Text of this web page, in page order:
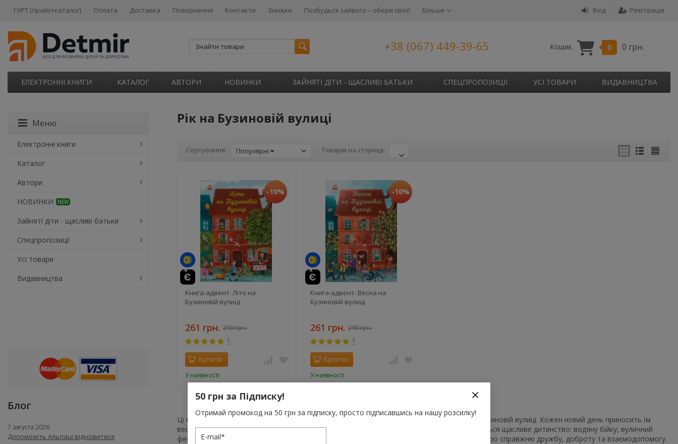
Вхід Реєстрація
ГУРТ (прайс+каталог) Оплата Доставка Повернення Контакти Знижки Позбудься зайвого – обери своє! Більше
+38 (067) 449-39-65 Кошик 0 0 грн.
ЕЛЕКТРОННІ КНИГИ КАТАЛОГ АВТОРИ НОВИНКИ ЗАЙНЯТІ ДІТИ - ЩАСЛИВІ БАТЬКИ СПЕЦПРОПОЗИЦІЇ УСІ ТОВАРИ ВИДАВНИЦТВА
Рік на Бузиновій вулиці
Сортування: Популярні Товарів на сторінці:
-10%
Книга-адвент. Літо на
Бузиновій вулиці
261 грн. 290 грн.
1
Купити
У наявності
-10%
Книга-адвент. Весна на
Бузиновій вулиці
261 грн. 290 грн.
1
Купити
У наявності
Ці книги розкажуть вам про пригоди п’ятьох друзів, які мешкають в одному будинку на Бузиновій вулиці. Кожен новий день приносить їм
веселощі, цікаві пригоди й життєві уроки. А ще маленькі й великі радощі, із яких і складається щасливе дитинство: водяну бійку, вуличний
фестиваль, ночівлю в наметах… Розгортай книгу та насолоджуйся затишними історіями про справжню дружбу, доброту та взаємодопомогу.
Меню
Електронні книги
Каталог
Автори
НОВИНКИ
NEW
Зайняті діти - щасливі батьки
Спецпропозиції
Усі товари
Видавництва
Блог
7 августа 2026
Допоможіть Альпаці відновитися
50 грн за Підписку!
Отримай промокод на 50 грн за підписку, просто підписавшись на нашу розсилку!